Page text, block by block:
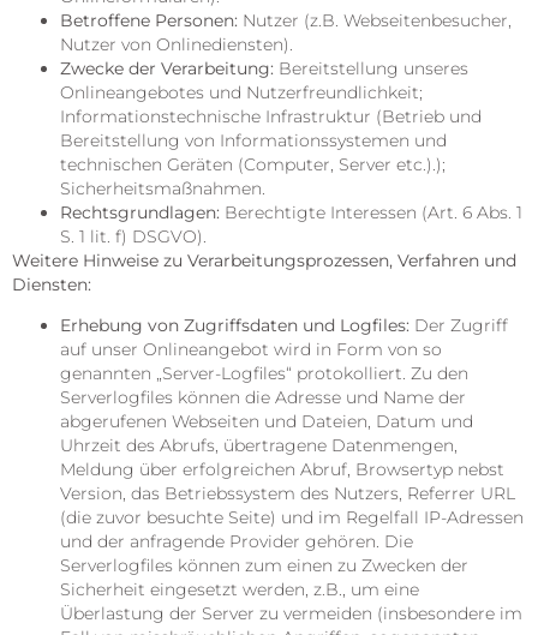
Betroffene Personen: Nutzer (z.B. Webseitenbesucher,
Nutzer von Onlinediensten).
Zwecke der Verarbeitung: Bereitstellung unseres
Onlineangebotes und Nutzerfreundlichkeit;
Informationstechnische Infrastruktur (Betrieb und
Bereitstellung von Informationssystemen und
technischen Geräten (Computer, Server etc.).);
Sicherheitsmaßnahmen.
Rechtsgrundlagen: Berechtigte Interessen (Art. 6 Abs. 1
S. 1 lit. f) DSGVO).
Weitere Hinweise zu Verarbeitungsprozessen, Verfahren und
Diensten:
Erhebung von Zugriffsdaten und Logfiles: Der Zugriff
auf unser Onlineangebot wird in Form von so
genannten „Server-Logfiles“ protokolliert. Zu den
Serverlogfiles können die Adresse und Name der
abgerufenen Webseiten und Dateien, Datum und
Uhrzeit des Abrufs, übertragene Datenmengen,
Meldung über erfolgreichen Abruf, Browsertyp nebst
Version, das Betriebssystem des Nutzers, Referrer URL
(die zuvor besuchte Seite) und im Regelfall IP-Adressen
und der anfragende Provider gehören. Die
Serverlogfiles können zum einen zu Zwecken der
Sicherheit eingesetzt werden, z.B., um eine
Überlastung der Server zu vermeiden (insbesondere im